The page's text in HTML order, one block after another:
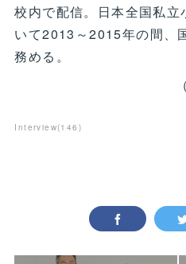
校内で配信。日本全国私
いて2013～2015年の間、
務める。
Interview(146 )